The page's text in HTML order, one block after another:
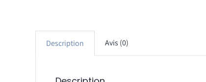
Description Avis (0)